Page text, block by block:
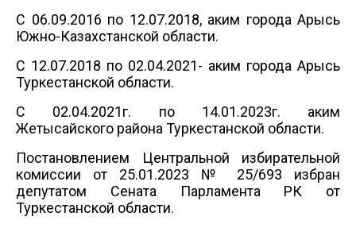
С 06.09.2016 по 12.07.2018, аким города Арысь
Южно-Казахстанской области.
С 12.07.2018 по 02.04.2021- аким города Арысь
Туркестанской области.
С 02.04.2021г. по 14.01.2023г. аким
Жетысайского района Туркестанской области.
Постановлением Центральной избирательной
комиссии от 25.01.2023 № 25/693 избран
депутатом Сената Парламента РК от
Туркестанской области.